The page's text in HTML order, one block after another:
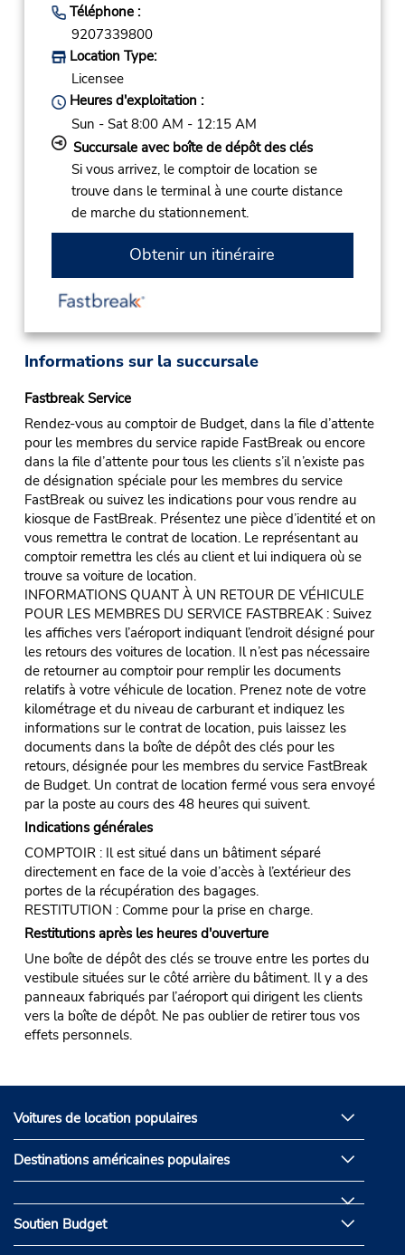
Téléphone :
9207339800
Location Type:
Licensee
Heures d'exploitation :
Sun - Sat 8:00 AM - 12:15 AM
Succursale avec boîte de dépôt des clés
Si vous arrivez, le comptoir de location se
trouve dans le terminal à une courte distance
de marche du stationnement.
Obtenir un itinéraire
Informations sur la succursale
Fastbreak Service
Rendez-vous au comptoir de Budget, dans la file d’attente
pour les membres du service rapide FastBreak ou encore
dans la file d’attente pour tous les clients s’il n’existe pas
de désignation spéciale pour les membres du service
FastBreak ou suivez les indications pour vous rendre au
kiosque de FastBreak. Présentez une pièce d’identité et on
vous remettra le contrat de location. Le représentant au
comptoir remettra les clés au client et lui indiquera où se
trouve sa voiture de location.
INFORMATIONS QUANT À UN RETOUR DE VÉHICULE
POUR LES MEMBRES DU SERVICE FASTBREAK : Suivez
les affiches vers l’aéroport indiquant l’endroit désigné pour
les retours des voitures de location. Il n’est pas nécessaire
de retourner au comptoir pour remplir les documents
relatifs à votre véhicule de location. Prenez note de votre
kilométrage et du niveau de carburant et indiquez les
informations sur le contrat de location, puis laissez les
documents dans la boîte de dépôt des clés pour les
retours, désignée pour les membres du service FastBreak
de Budget. Un contrat de location fermé vous sera envoyé
par la poste au cours des 48 heures qui suivent.
Indications générales
COMPTOIR : Il est situé dans un bâtiment séparé
directement en face de la voie d’accès à l’extérieur des
portes de la récupération des bagages.
RESTITUTION : Comme pour la prise en charge.
Restitutions après les heures d'ouverture
Une boîte de dépôt des clés se trouve entre les portes du
vestibule situées sur le côté arrière du bâtiment. Il y a des
panneaux fabriqués par l’aéroport qui dirigent les clients
vers la boîte de dépôt. Ne pas oublier de retirer tous vos
effets personnels.
Voitures de location populaires
Destinations américaines populaires
Soutien Budget